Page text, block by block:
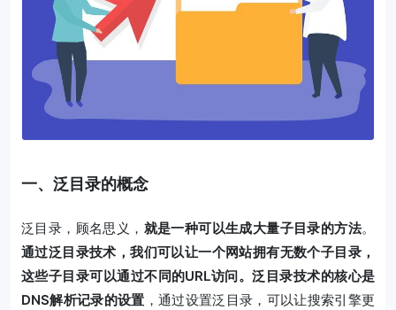
一、泛目录的概念
泛目录，顾名思义， 就是一种可以生成大量子目录的方法。
通过泛目录技术，我们可以让一个网站拥有无数个子目录，
这些子目录可以通过不同的URL访问。泛目录技术的核心是
DNS解析记录的设置 ，通过设置泛目录，可以让搜索引擎更